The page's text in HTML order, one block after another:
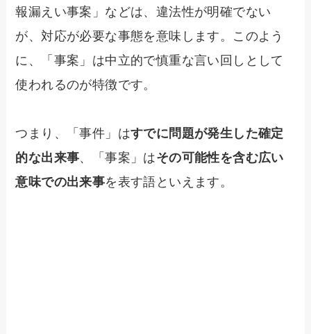
報漏えい事案」などは、違法性が明確でない
が、対応が必要な事態を意味します。このよう
に、「事案」は中立的で慎重な言い回しとして
使われるのが特徴です。
つまり、「事件」はすでに問題が発生した確定
的な出来事、「事案」はその可能性を含む広い
意味での出来事を表す語といえます。